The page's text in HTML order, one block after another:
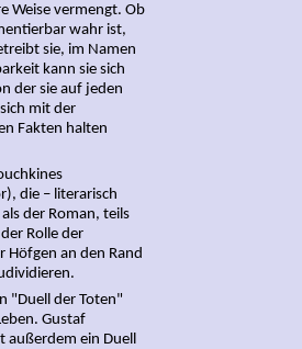
Weise vermengt. Ob
wahr ist,
sie, im Namen
kann sie sich
der sie auf jeden
mit der
Fakten halten
die – literarisch
der Roman, teils
Rolle der
an den Rand
"Duell der Toten"
Gustaf
außerdem ein Duell